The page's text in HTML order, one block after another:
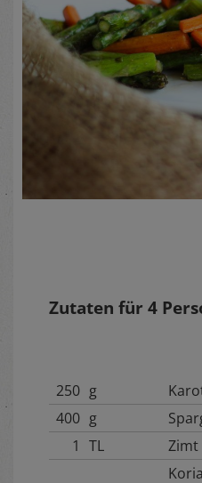
Zutaten für 4
250 g
400 g
1 TL
Zimt